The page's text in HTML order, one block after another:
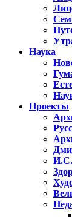
Наука
Проекты